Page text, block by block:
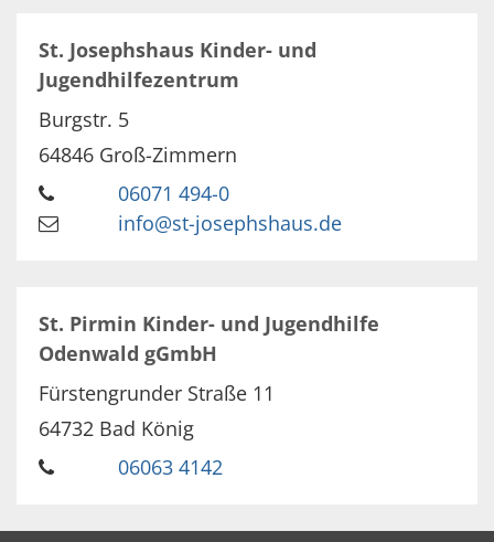
St. Josephshaus Kinder- und
Jugendhilfezentrum
Burgstr. 5
64846 Groß-Zimmern
06071 494-0
info@st-josephshaus.de
St. Pirmin Kinder- und Jugendhilfe
Odenwald gGmbH
Fürstengrunder Straße 11
64732 Bad König
06063 4142